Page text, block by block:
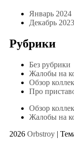
Январь 2024
Декабрь 2023
Рубрики
Без рубрики
Жалобы на
Обзор
Про
Обзор
Жалобы на
2026 Orbstroy |